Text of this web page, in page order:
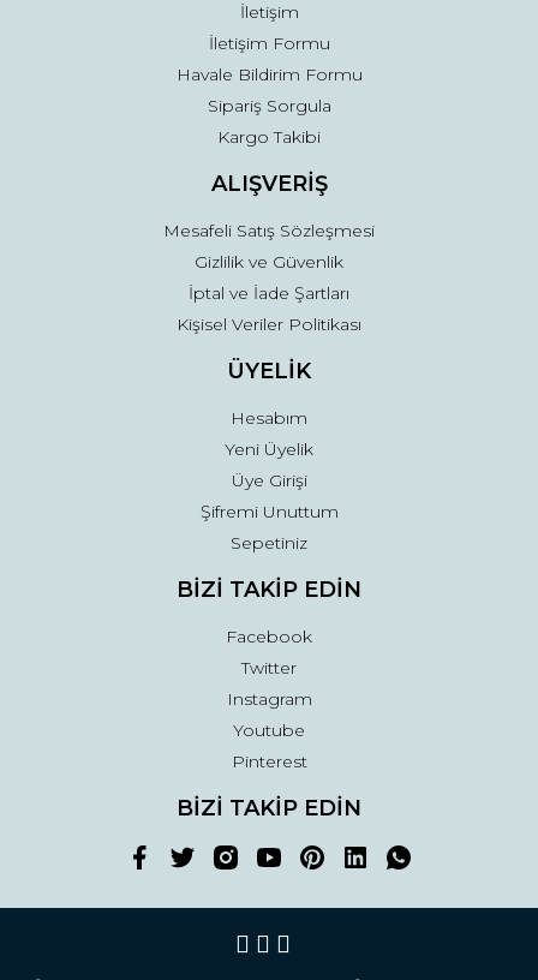
Gönder
İletişim
İletişim Formu
Havale Bildirim Formu
Sipariş Sorgula
Kargo Takibi
ALIŞVERİŞ
Mesafeli Satış Sözleşmesi
Gizlilik ve Güvenlik
İptal ve İade Şartları
Kişisel Veriler Politikası
ÜYELİK
Hesabım
Yeni Üyelik
Üye Girişi
Şifremi Unuttum
Sepetiniz
BİZİ TAKİP EDİN
Facebook
Twitter
Instagram
Youtube
Pinterest
BİZİ TAKİP EDİN